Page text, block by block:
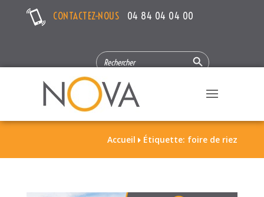
CONTACTEZ-NOUS 04 84 04 04 00
SEARCH
FOR:
Search Button
Accueil  Étiquette: foire de riez